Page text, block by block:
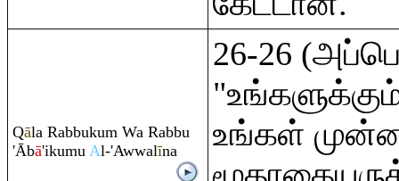
Qāla Rabbukum Wa Rabbu
'Ābā'ikumu Al-'Awwalīna
26-26
உங்கள்